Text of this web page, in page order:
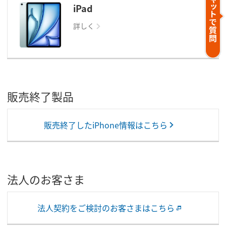
iPad
詳しく
販売終了製品
販売終了したiPhone情報はこちら
法人のお客さま
法人契約をご検討のお客さまはこちら